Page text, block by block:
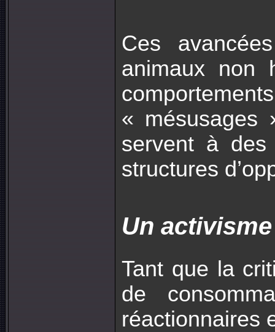
Ces
animaux non
« mésusages
servent à des
structures
Un
Tant que la
de
réactionnaires